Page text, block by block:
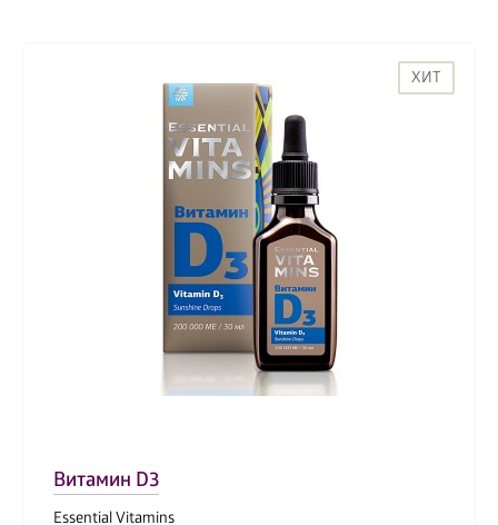
ХИТ
Витамин D3
Essential Vitamins